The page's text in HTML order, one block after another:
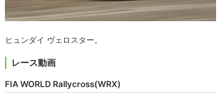
ヒュンダイ ヴェロスター。
レース動画
FIA WORLD Rallycross(WRX)